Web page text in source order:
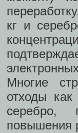
кг и
Многие
отходы как
серебро,
повышения